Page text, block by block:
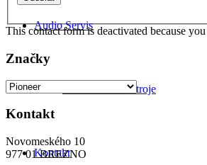
Audio Servis
Odservisované stroje
Kontakt
This contact form is deactivated because
Značky
Kontakt
Novomeského 10
977 01 BREZNO